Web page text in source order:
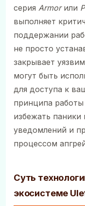
серия Armorили
выполняет
поддержании
не просто
закрывает
могут быть
для доступа к
принципа
избежать
уведомлений и
процессом
Суть
экосистеме